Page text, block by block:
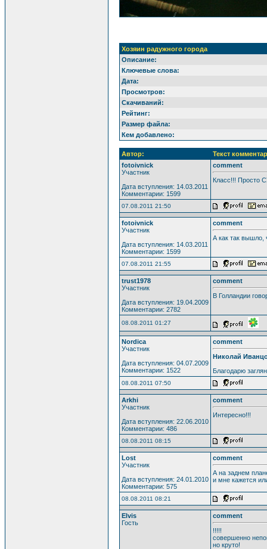
Хозяин радужного города
Описание:
Ключевые слова:
Дата:
Просмотров:
Скачиваний:
Рейтинг:
Размер файла:
Кем добавлено:
Автор:
Текст
fotoivnick
Участник
Дата вступления: 14.03.2011
Комментарии: 1599
comment
Класс!!! Просто
07.08.2011 21:50
fotoivnick
Участник
Дата вступления: 14.03.2011
Комментарии: 1599
comment
А как так вышло,
07.08.2011 21:55
trust1978
Участник
Дата вступления: 19.04.2009
Комментарии: 2782
comment
В Голландии
08.08.2011 01:27
Nordica
Участник
Дата вступления: 04.07.2009
Комментарии: 1522
comment
Николай
Благодарю
08.08.2011 07:50
Arkhi
Участник
Дата вступления: 22.06.2010
Комментарии: 486
comment
Интересно!!!
08.08.2011 08:15
Lost
Участник
Дата вступления: 24.01.2010
Комментарии: 575
comment
А на заднем
и мне кажется
08.08.2011 08:21
Elvis
Гость
comment
!!!!!
совершенно
но круто!